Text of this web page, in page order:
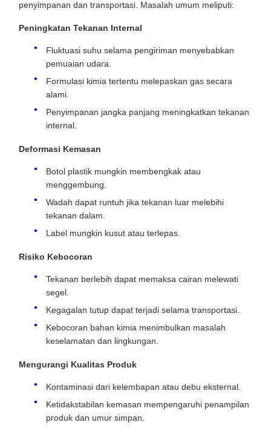
penyimpanan dan transportasi. Masalah umum meliputi:
Peningkatan Tekanan Internal
Fluktuasi suhu selama pengiriman menyebabkan
pemuaian udara.
Formulasi kimia tertentu melepaskan gas secara
alami.
Penyimpanan jangka panjang meningkatkan tekanan
internal.
Deformasi Kemasan
Botol plastik mungkin membengkak atau
menggembung.
Wadah dapat runtuh jika tekanan luar melebihi
tekanan dalam.
Label mungkin kusut atau terlepas.
Risiko Kebocoran
Tekanan berlebih dapat memaksa cairan melewati
segel.
Kegagalan tutup dapat terjadi selama transportasi.
Kebocoran bahan kimia menimbulkan masalah
keselamatan dan lingkungan.
Mengurangi Kualitas Produk
Kontaminasi dari kelembapan atau debu eksternal.
Ketidakstabilan kemasan mempengaruhi penampilan
produk dan umur simpan.